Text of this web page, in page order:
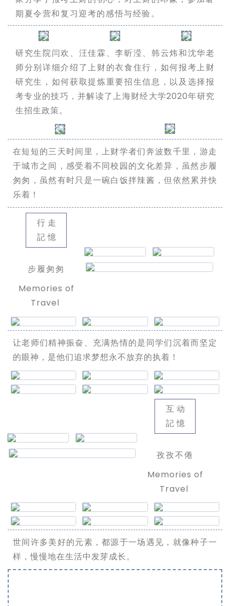
期夏令营和复习迎考的感悟与经验。
研究生院闫欢、汪佳霖、李昕滢、韩云炜和沈华老
师分别详细介绍了上财的衣食住行，如何报考上财
研究生，如何获取提炼重要招生信息，以及选择报
考专业的技巧，并解读了上海财经大学2020年研究
生招生政策。
在短短的三天时间里，上财学者们奔波数千里，游走
于城市之间，感受着不同校园的文化差异，虽然步履
匆匆，虽然有时只是一碗白饭拌辣酱，但依然累并快
乐着！
行走
記憶
步履匆匆
Memories of
Travel
让老师们精神振奋、充满热情的是同学们沉着而坚定
的眼神，是他们追求梦想永不放弃的执着！
互动
記憶
孜孜不倦
Memories of
Travel
世间许多美好的元素，都源于一场遇见，就像种子一
样，慢慢地在生活中发芽成长。